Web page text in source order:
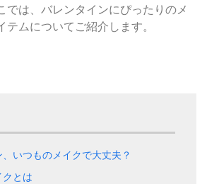
では、バレンタインにぴったりのメ
テムについてご紹介します。
いつものメイクで大丈夫？
クとは